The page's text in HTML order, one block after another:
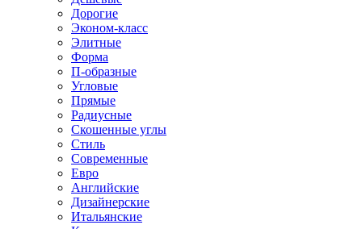
Дорогие
Эконом-класс
Элитные
Форма
П-образные
Угловые
Прямые
Радиусные
Скошенные углы
Стиль
Современные
Евро
Английские
Дизайнерские
Итальянские